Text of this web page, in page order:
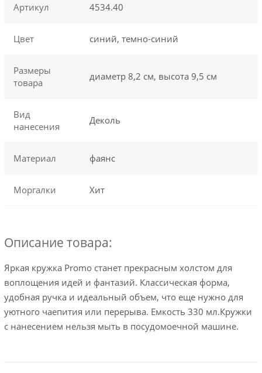
Артикул 4534.40
Цвет синий, темно-синий
Размеры
товара
диаметр 8,2 см, высота 9,5 см
Вид
нанесения
Деколь
Материал фаянс
Моргалки Хит
Описание товара:
Яркая кружка Promo станет прекрасным холстом для
воплощения идей и фантазий. Классическая форма,
удобная ручка и идеальный объем, что еще нужно для
уютного чаепития или перерыва. Емкость 330 мл.Кружки
с нанесением нельзя мыть в посудомоечной машине.